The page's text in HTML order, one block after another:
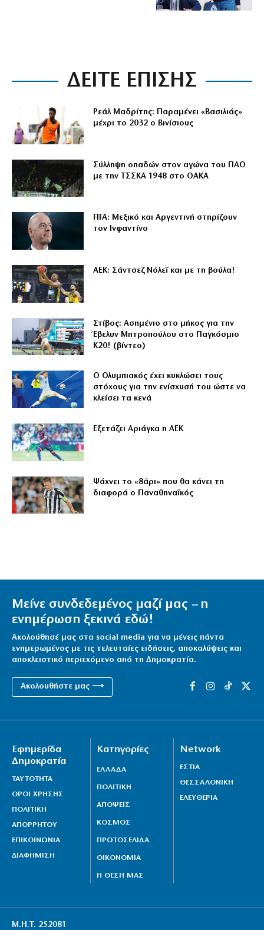
ΔΕΙΤΕ ΕΠΙΣΗΣ
Ρεάλ Μαδρίτης: Παραμένει «Βασιλιάς»
μέχρι το 2032 ο Βινίσιους
Σύλληψη οπαδών στον αγώνα του ΠΑΟ
με την ΤΣΣΚΑ 1948 στο ΟΑΚΑ
FIFA: Μεξικό και Αργεντινή στηρίζουν
τον Ινφαντίνο
ΑΕΚ: Σάντσεζ Νόλεϊ και με τη βούλα!
Στίβος: Ασημένιο στο μήκος για την
Έβελυν Μητροπούλου στο Παγκόσμιο
Κ20! (βίντεο)
Ο Ολυμπιακός έχει κυκλώσει τους
στόχους για την ενίσχυσή του ώστε να
κλείσει τα κενά
Εξετάζει Αριάγκα η ΑΕΚ
Ψάχνει το «8άρι» που θα κάνει τη
διαφορά ο Παναθηναϊκός
Μείνε συνδεδεμένος μαζί μας – η
ενημέρωση ξεκινά εδώ!
Ακολούθησέ μας στα social media για να μένεις πάντα
ενημερωμένος με τις τελευταίες ειδήσεις, αποκαλύψεις και
αποκλειστικό περιεχόμενο από τη Δημοκρατία.
Ακολουθήστε μας ⟶
Εφημερίδα
Δημοκρατία
ΤΑΥΤΟΤΗΤΑ
ΟΡΟΙ ΧΡΗΣΗΣ
ΠΟΛΙΤΙΚΗ
ΑΠΟΡΡΗΤΟΥ
ΕΠΙΚΟΙΝΩΝΙΑ
ΔΙΑΦΗΜΙΣΗ
Κατηγορίες
ΕΛΛΑΔΑ
ΠΟΛΙΤΙΚΗ
ΑΠΟΨΕΙΣ
ΚΟΣΜΟΣ
ΠΡΩΤΟΣΕΛΙΔΑ
ΟΙΚΟΝΟΜΙΑ
Η ΘΕΣΗ ΜΑΣ
Network
ΕΣΤΙΑ
ΘΕΣΣΑΛΟΝΙΚΗ
ΕΛΕΥΘΕΡΙΑ
Μ.Η.Τ. 252081